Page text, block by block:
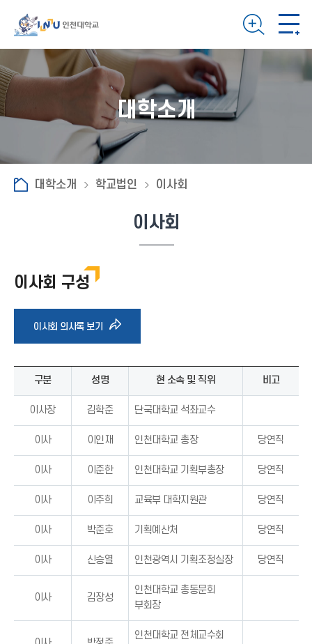
대학소개
대학소개 학교법인 이사회
이사회
이사회 구성
이사회 의사록 보기 바
가
아
이
콘
구분 성명 현 소속 및 직위 비고
이사장 김학준 단국대학교 석좌교수
이사 이인재 인천대학교 총장 당연직
이사 이준한 인천대학교 기획부총장 당연직
이사 이주희 교육부 대학지원관 당연직
이사 박준호 기획예산처 당연직
이사 신승열 인천광역시 기획조정실장 당연직
이사 김장성
인천대학교 총동문회
부회장
인천대학교 전체교수회